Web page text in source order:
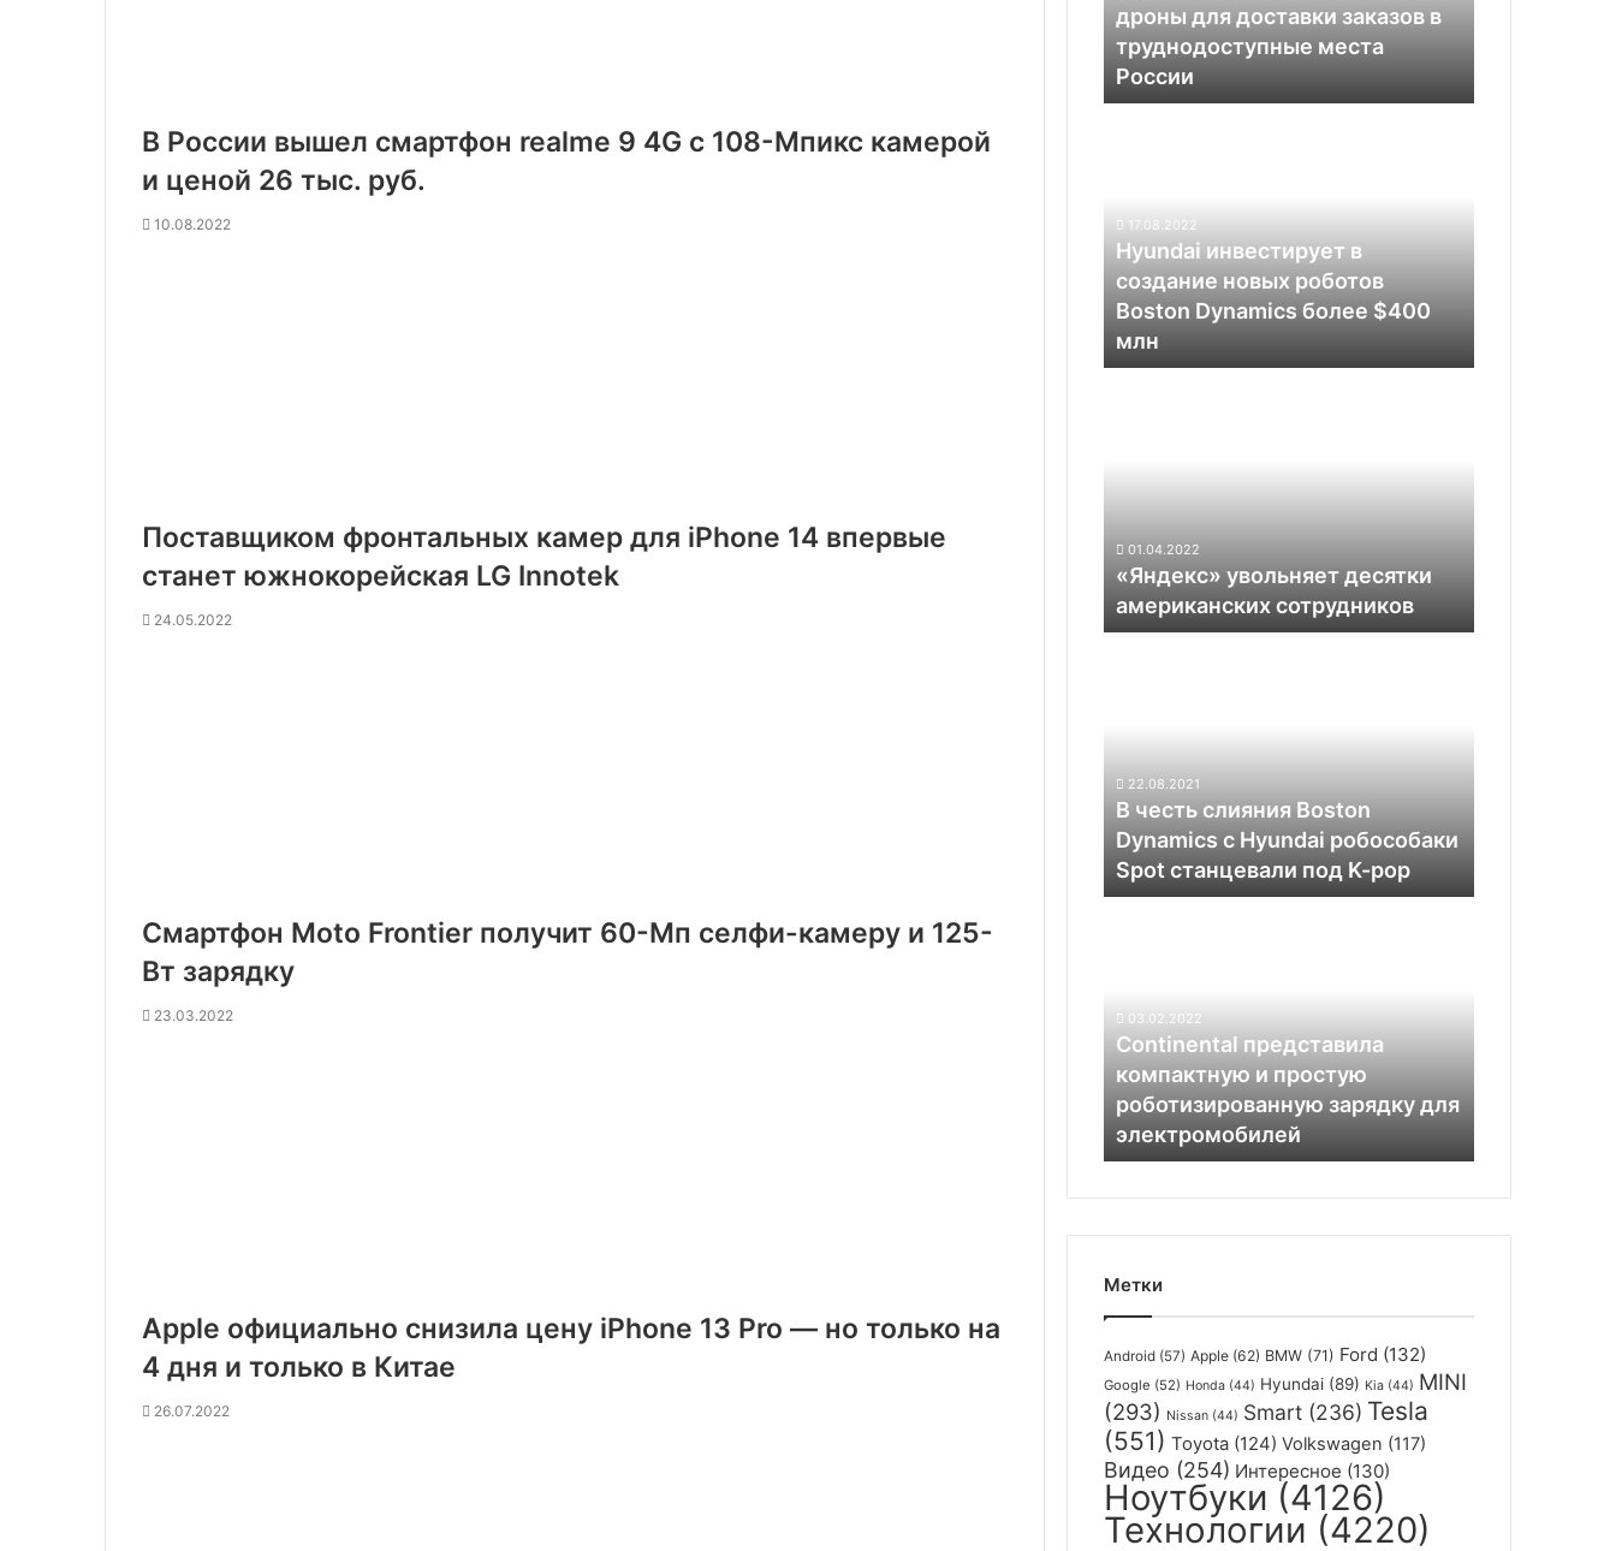
В России вышел смартфон realme 9 4G с 108-Мпикс камерой
и ценой 26 тыс. руб.
10.08.2022
Поставщиком фронтальных камер для iPhone 14 впервые
станет южнокорейская LG Innotek
24.05.2022
Смартфон Moto Frontier получит 60-Мп селфи-камеру и 125-
Вт зарядку
23.03.2022
Apple официально снизила цену iPhone 13 Pro — но только на
4 дня и только в Китае
26.07.2022
труднодоступные
места
России
дроны для доставки заказов в
труднодоступные места
России
роботов
Boston
Dynamics
более
$400
млн
17.08.2022
Hyundai инвестирует в
создание новых роботов
Boston Dynamics более $400
млн
01.04.2022
«Яндекс» увольняет десятки
американских сотрудников
Hyundai
робособаки
Spot
станцевали
под
22.08.2021
В честь слияния Boston
Dynamics с Hyundai робособаки
Spot станцевали под K-pop
роботизированную
для
электромобилей
03.02.2022
Continental представила
компактную и простую
роботизированную зарядку для
электромобилей
Метки
Android (57) Apple (62) BMW (71) Ford (132)
Google (52) Honda (44) Hyundai (89) Kia (44) MINI
(293) Nissan (44) Smart (236) Tesla
(551) Toyota (124) Volkswagen (117)
Видео (254) Интересное (130)
Ноутбуки (4126)
Технологии (4220)